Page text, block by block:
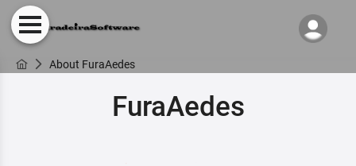
About FuraAedes
FuraAedes